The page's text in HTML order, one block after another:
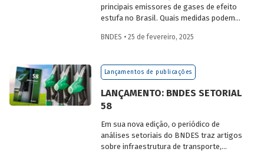
principais emissores de gases de efeito
estufa no Brasil. Quais medidas podem
ambiental? Confira as estratégias que
BNDES • 25 de fevereiro, 2025
Lançamentos de publicações
LANÇAMENTO: BNDES SETORIAL
58
Em sua nova edição, o periódico de
análises setoriais do BNDES traz artigos
sobre infraestrutura de transporte,